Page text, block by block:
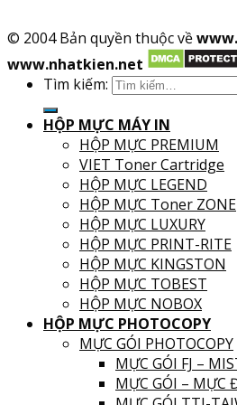
© 2004 Bản quyền thuộc về
www.nhatkien.net
Tìm kiếm:
HỘP MỰC MÁY IN
HỘP MỰC PREMIUM
VIET Toner Cartridge
HỘP MỰC LEGEND
HỘP MỰC Toner ZONE
HỘP MỰC LUXURY
HỘP MỰC PRINT-RITE
HỘP MỰC KINGSTON
HỘP MỰC TOBEST
HỘP MỰC NOBOX
HỘP MỰC PHOTOCOPY
MỰC GÓI PHOTOCOPY
MỰC GÓI FJ –
MỰC GÓI – MỰC